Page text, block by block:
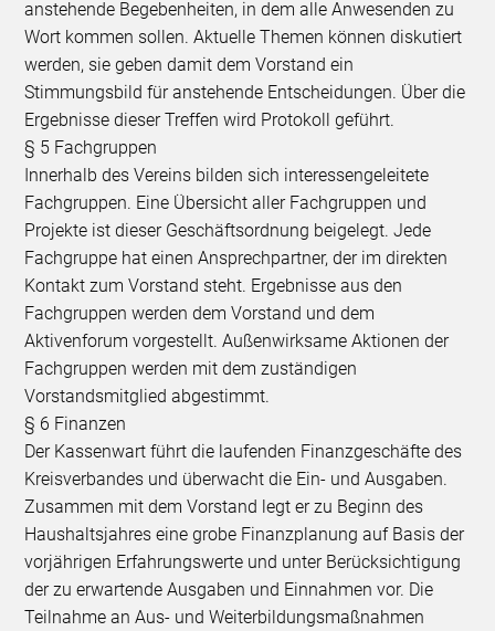
anstehende Begebenheiten, in dem alle Anwesenden zu
Wort kommen sollen. Aktuelle Themen können diskutiert
werden, sie geben damit dem Vorstand ein
Stimmungsbild für anstehende Entscheidungen. Über die
Ergebnisse dieser Treffen wird Protokoll geführt.
§ 5 Fachgruppen
Innerhalb des Vereins bilden sich interessengeleitete
Fachgruppen. Eine Übersicht aller Fachgruppen und
Projekte ist dieser Geschäftsordnung beigelegt. Jede
Fachgruppe hat einen Ansprechpartner, der im direkten
Kontakt zum Vorstand steht. Ergebnisse aus den
Fachgruppen werden dem Vorstand und dem
Aktivenforum vorgestellt. Außenwirksame Aktionen der
Fachgruppen werden mit dem zuständigen
Vorstandsmitglied abgestimmt.
§ 6 Finanzen
Der Kassenwart führt die laufenden Finanzgeschäfte des
Kreisverbandes und überwacht die Ein- und Ausgaben.
Zusammen mit dem Vorstand legt er zu Beginn des
Haushaltsjahres eine grobe Finanzplanung auf Basis der
vorjährigen Erfahrungswerte und unter Berücksichtigung
der zu erwartende Ausgaben und Einnahmen vor. Die
Teilnahme an Aus- und Weiterbildungsmaßnahmen